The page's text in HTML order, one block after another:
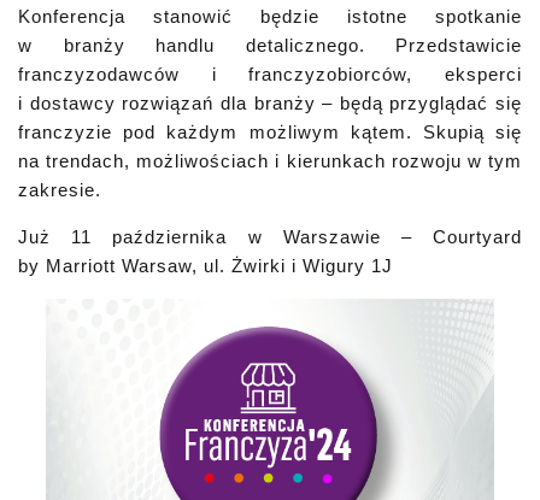
Konferencja stanowić będzie istotne spotkanie
w branży handlu detalicznego. Przedstawicie
franczyzodawców i franczyzobiorców, eksperci
i dostawcy rozwiązań dla branży – będą przyglądać się
franczyzie pod każdym możliwym kątem. Skupią się
na trendach, możliwościach i kierunkach rozwoju w tym
zakresie.
Już 11 października w Warszawie –Courtyard
by Marriott Warsaw, ul. Żwirki i Wigury 1J